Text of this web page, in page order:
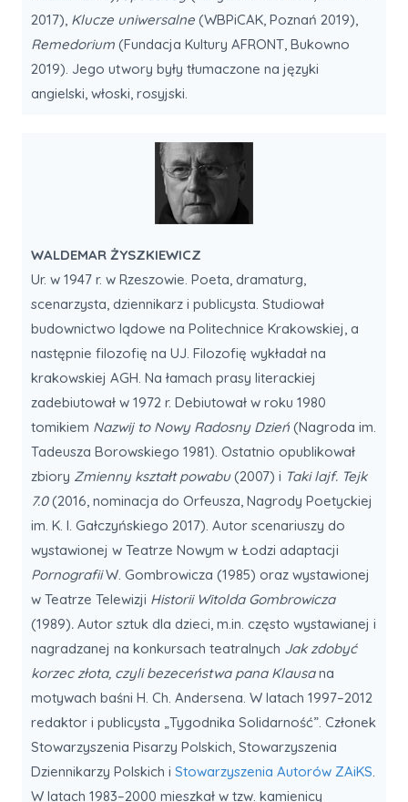
2017), Klucze uniwersalne (WBPiCAK, Poznań 2019),
Remedorium (Fundacja Kultury AFRONT, Bukowno
2019). Jego utwory były tłumaczone na języki
angielski, włoski, rosyjski.
WALDEMAR ŻYSZKIEWICZ
Ur. w 1947 r. w Rzeszowie. Poeta, dramaturg,
scenarzysta, dziennikarz i publicysta. Studiował
budownictwo lądowe na Politechnice Krakowskiej, a
następnie filozofię na UJ. Filozofię wykładał na
krakowskiej AGH. Na łamach prasy literackiej
zadebiutował w 1972 r. Debiutował w roku 1980
tomikiem Nazwij to Nowy Radosny Dzień (Nagroda im.
Tadeusza Borowskiego 1981). Ostatnio opublikował
zbiory Zmienny kształt powabu(2007) i Taki lajf. Tejk
7.0(2016, nominacja do Orfeusza, Nagrody Poetyckiej
im. K. I. Gałczyńskiego 2017). Autor scenariuszy do
wystawionej w Teatrze Nowym w Łodzi adaptacji
PornografiiW. Gombrowicza (1985) oraz wystawionej
w Teatrze Telewizji Historii Witolda Gombrowicza
(1989). Autor sztuk dla dzieci, m.in. często wystawianej i
nagradzanej na konkursach teatralnych Jak zdobyć
korzec złota, czyli bezeceństwa pana Klausana
motywach baśni H. Ch. Andersena. W latach 1997–2012
redaktor i publicysta „Tygodnika Solidarność”. Członek
Stowarzyszenia Pisarzy Polskich, Stowarzyszenia
Dziennikarzy Polskich i Stowarzyszenia Autorów ZAiKS
W latach 1983–2000 mieszkał w tzw. kamienicy